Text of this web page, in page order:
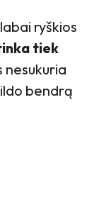
ryškios
tiek
nesukuria
bendrą